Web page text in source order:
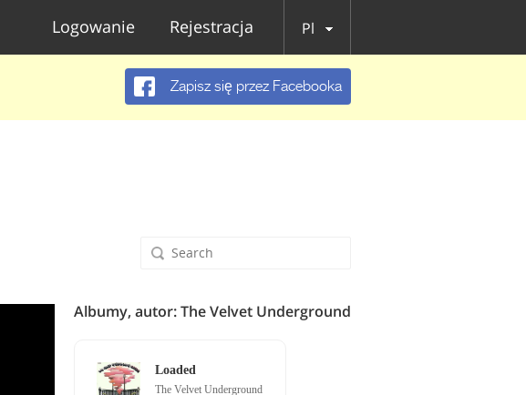
Logowanie Rejestracja Pl
Zapisz się przez Facebooka
Albumy, autor: The Velvet Underground
Loaded
The Velvet Underground